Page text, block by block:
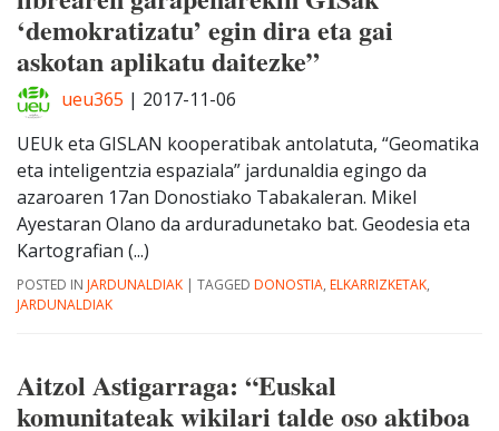
‘demokratizatu’ egin dira eta gai
askotan aplikatu daitezke”
ueu365 | 2017-11-06
UEUk eta GISLAN kooperatibak antolatuta, “Geomatika
eta inteligentzia espaziala” jardunaldia egingo da
azaroaren 17an Donostiako Tabakaleran. Mikel
Ayestaran Olano da arduradunetako bat. Geodesia eta
Kartografian (...)
POSTED IN JARDUNALDIAK | TAGGED DONOSTIA, ELKARRIZKETAK,
JARDUNALDIAK
Aitzol Astigarraga: “Euskal
komunitateak wikilari talde oso aktiboa